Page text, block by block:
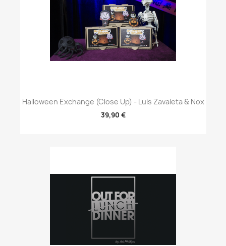
Halloween Exchange (Close Up) - Luis Zavaleta & Nox
39,90 €